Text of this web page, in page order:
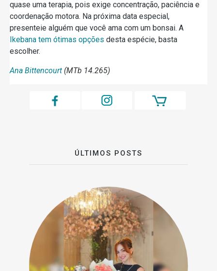
quase uma terapia, pois exige concentração, paciência e
coordenação motora. Na próxima data especial,
presenteie alguém que você ama com um bonsai. A
Ikebana tem ótimas opções desta espécie, basta
escolher.
Ana Bittencourt (MTb 14.265)
ÚLTIMOS POSTS